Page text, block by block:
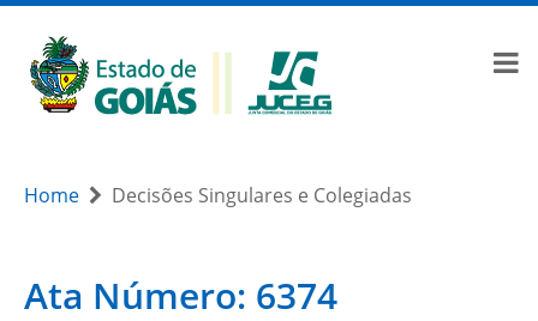
Home Decisões Singulares e Colegiadas
Ata Número: 6374